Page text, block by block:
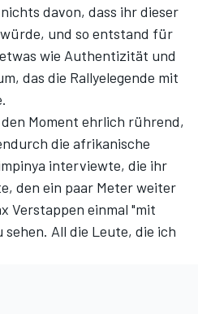
davon, dass ihr dieser
und so entstand für
wie Authentizität und
das die Rallyelegende mit
Moment ehrlich rührend,
die afrikanische
interviewte, die ihr
den ein paar Meter weiter
Verstappen einmal "mit
sehen. All die Leute, die ich